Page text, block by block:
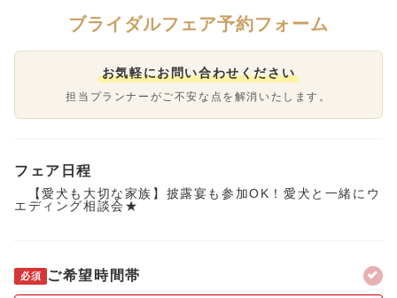
ブライダルフェア予約フォーム
お気軽にお問い合わせください
担当プランナーがご不安な点を解消いたします。
フェア日程
【愛犬も大切な家族】披露宴も参加OK！愛犬と一緒にウ
エディング相談会★
必須 ご希望時間帯